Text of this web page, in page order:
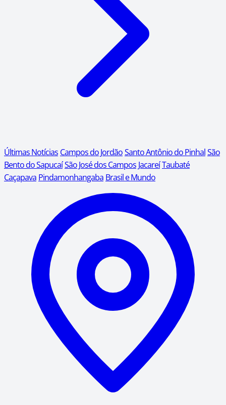
Últimas Notícias Campos do JordãoSanto Antônio do PinhalSão
Bento do SapucaíSão José dos Campos JacareíTaubaté
Caçapava Pindamonhangaba Brasil e Mundo